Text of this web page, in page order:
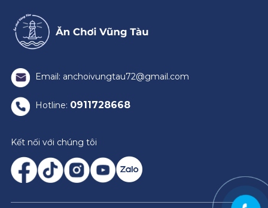
Email: anchoivungtau72@gmail.com
Hotline: 0911728668
Kết nối với chúng tôi